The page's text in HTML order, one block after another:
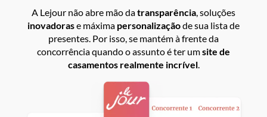
A Lejour não abre mão datransparência, soluções
inovadorase máxima personalizaçãode sua lista de
presentes. Por isso, se mantém à frente da
concorrência quando o assunto é ter umsite de
casamentos realmente incrível.